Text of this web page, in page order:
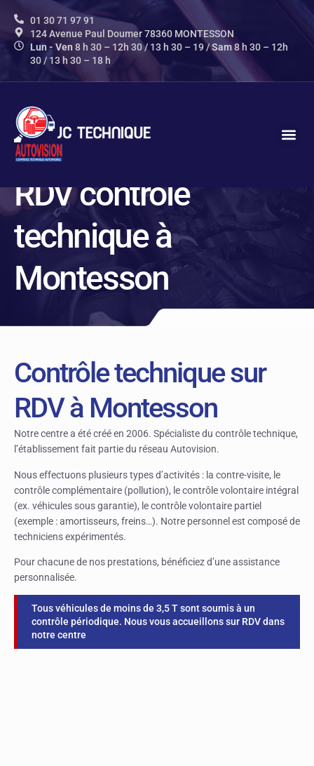
principal01 30 71 97 91
124 Avenue Paul Doumer 78360 MONTESSON
Lun - Ven 8 h 30 – 12h 30 / 13 h 30 – 19 /Sam8 h 30 – 12h
30 / 13 h 30 – 18 h
RDV contrôle
technique à
Montesson
Contrôle technique sur
RDV à Montesson
Notre centre a été créé en 2006. Spécialiste du contrôle technique,
l’établissement fait partie du réseau Autovision.
Nous effectuons plusieurs types d’activités : la contre-visite, le
contrôle complémentaire (pollution), le contrôle volontaire intégral
(ex. véhicules sous garantie), le contrôle volontaire partiel
(exemple : amortisseurs, freins…). Notre personnel est composé de
techniciens expérimentés.
Pour chacune de nos prestations, bénéficiez d’une assistance
personnalisée.
Tous véhicules de moins de 3,5 T sont soumis à un
contrôle périodique. Nous vous accueillons sur RDV dans
notre centre